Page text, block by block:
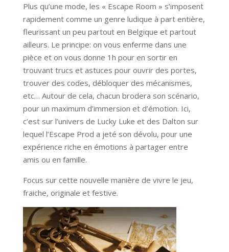
Plus qu’une mode, les « Escape Room » s’imposent
rapidement comme un genre ludique à part entière,
fleurissant un peu partout en Belgique et partout
ailleurs. Le principe: on vous enferme dans une
pièce et on vous donne 1h pour en sortir en
trouvant trucs et astuces pour ouvrir des portes,
trouver des codes, débloquer des mécanismes,
etc… Autour de cela, chacun brodera son scénario,
pour un maximum d’immersion et d’émotion. Ici,
c’est sur l’univers de Lucky Luke et des Dalton sur
lequel l’Escape Prod a jeté son dévolu, pour une
expérience riche en émotions à partager entre
amis ou en famille.
Focus sur cette nouvelle manière de vivre le jeu,
fraiche, originale et festive.